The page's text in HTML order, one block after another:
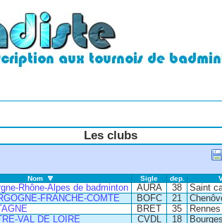
Les clubs
Nom Sigle dep.
Rhône-Alpes de badminton AURA 38
Saint
FRANCHE-COMTE BOFC 21
BRET 35
Rennes
VAL DE LOIRE CVDL 18
Bourges